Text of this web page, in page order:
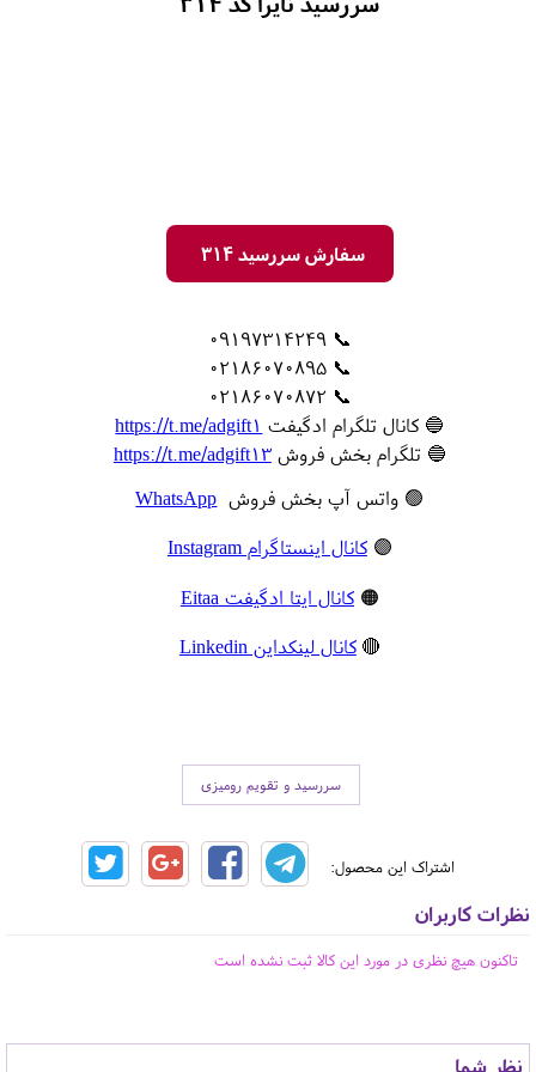
سفارش سررسید 314
📞 09197314249
📞 02186070895
📞 02186070872
🔵 کانال تلگرام ادگیفت https://t.me/adgift1
🔵 تلگرام بخش فروشhttps://t.me/adgift13
🟢 واتس آپ بخش فروش WhatsApp
🟣کانال اینستاگرام Instagram
🟠کانال ایتا ادگیفت Eitaa
🔴 کانال لینکداین Linkedin
سررسید و تقویم رومیزی
اشتراک این محصول:
نظرات کاربران
تاکنون هیچ نظری در مورد این کالا ثبت نشده است
نظر شما